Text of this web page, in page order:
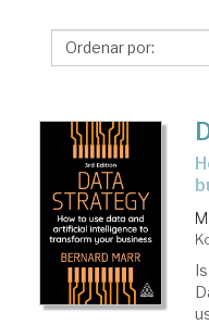
how to use data and artificial intelligence to transform your